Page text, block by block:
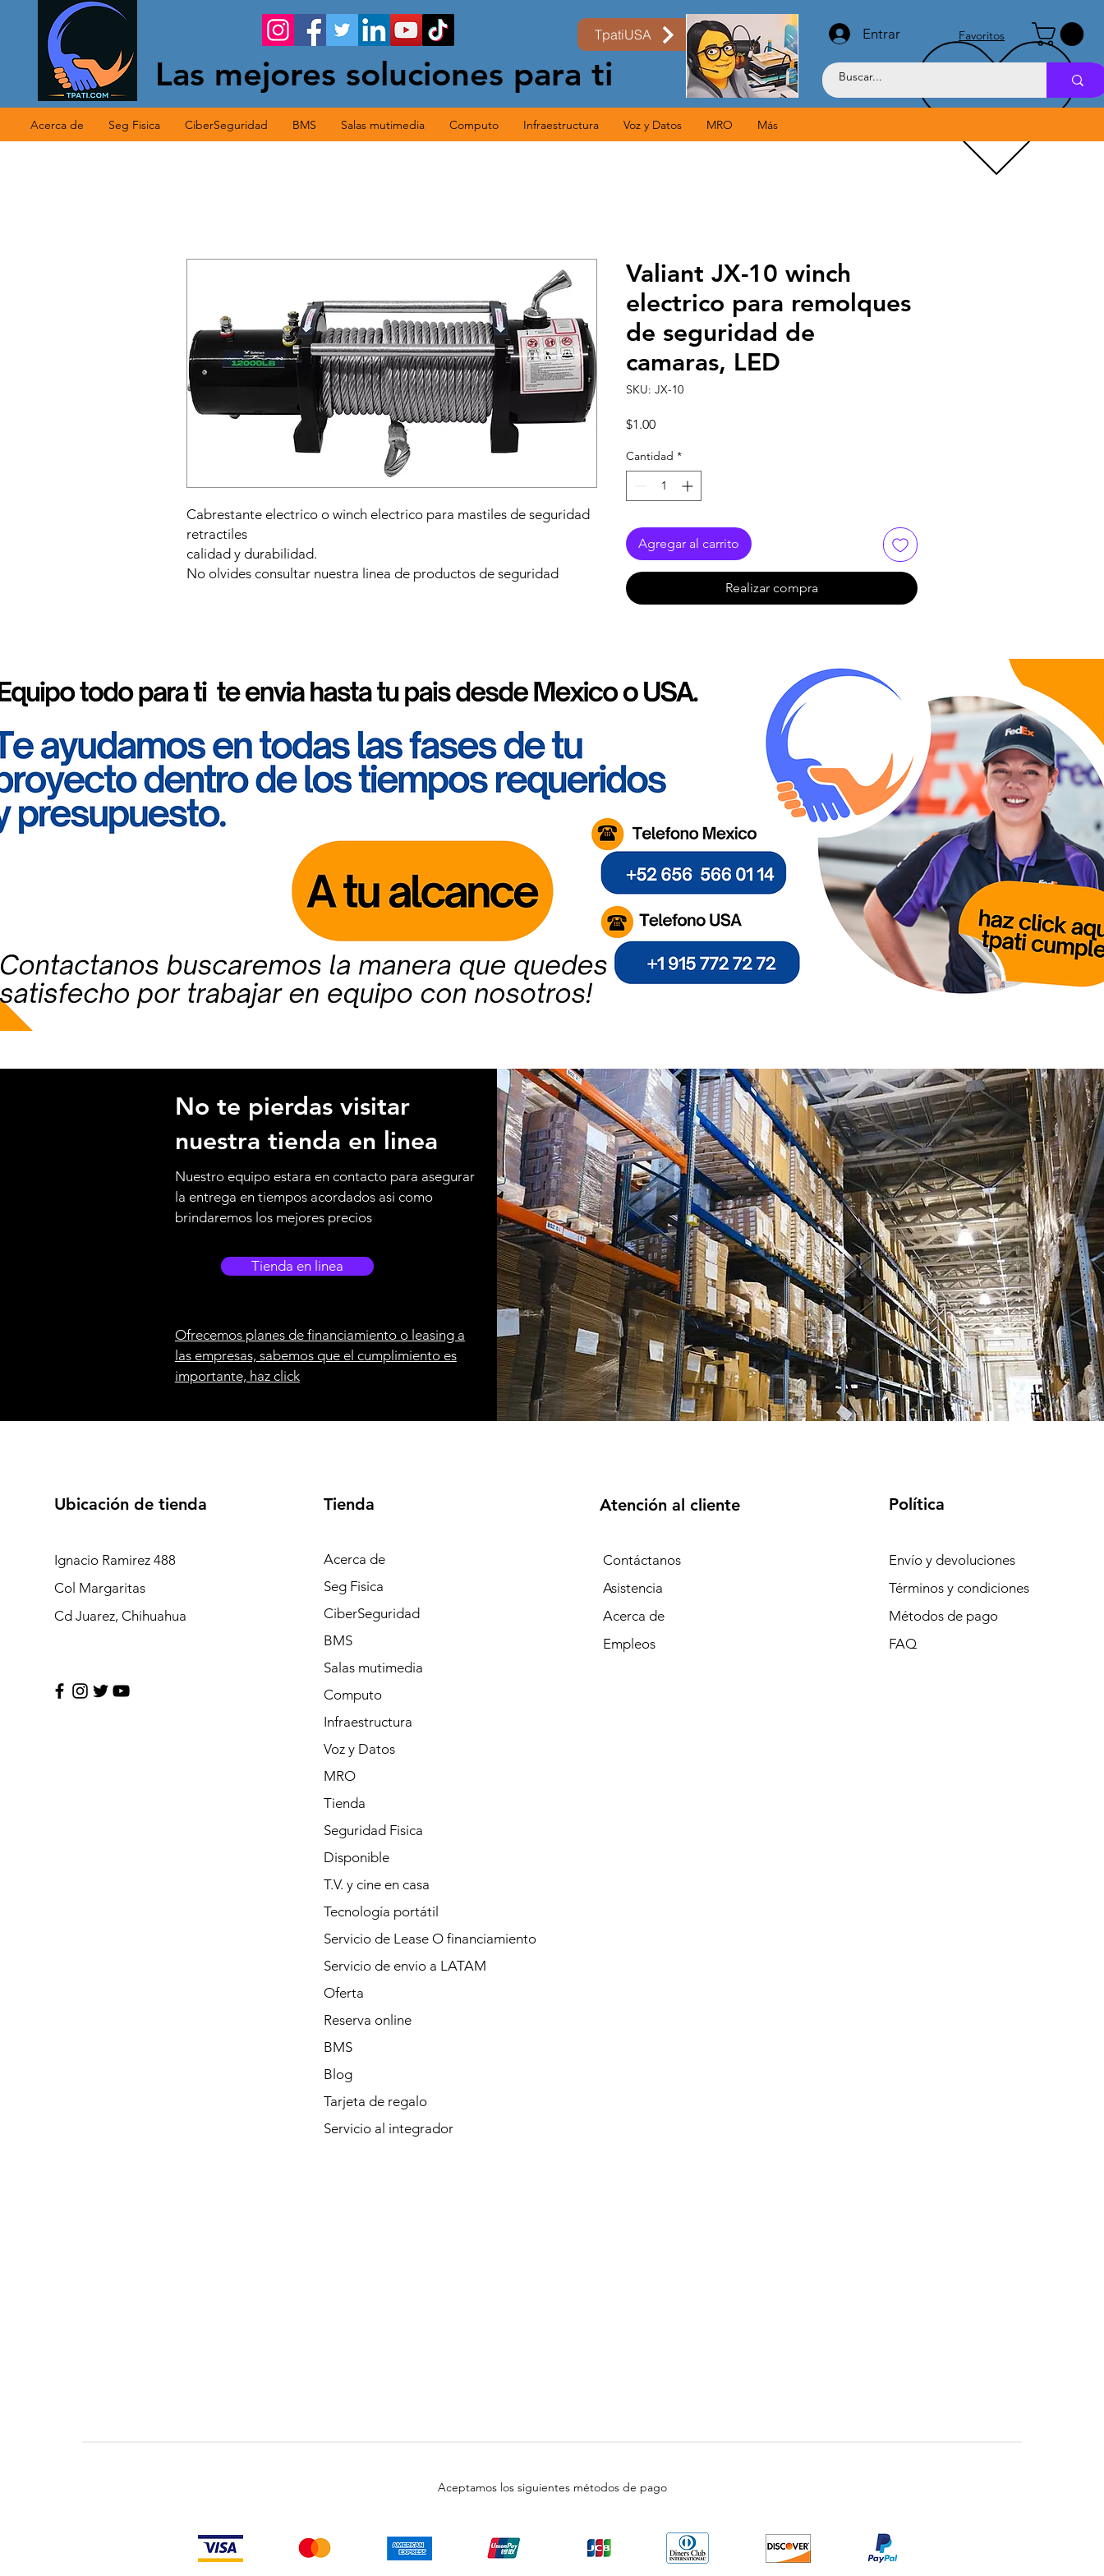
TpatiUSA
Las mejores soluciones para ti
Entrar Favoritos
Acerca de Seg Fisica CiberSeguridad BMS Salas mutimedia Computo Infraestructura Voz y Datos MRO Más
Cabrestante electrico o winch electrico para mastiles de seguridad
retractiles
calidad y durabilidad.
No olvides consultar nuestra linea de productos de seguridad
Valiant JX-10 winch
electrico para remolques
de seguridad de
camaras, LED
SKU: JX-10
$1.00Precio
Cantidad *
Agregar al carrito
Realizar compra
No te pierdas visitar
nuestra tienda en linea
Nuestro equipo estara en contacto para asegurar
la entrega en tiempos acordados asi como
brindaremos los mejores precios
Tienda en linea
Ofrecemos planes de financiamiento o leasing a
las empresas, sabemos que el cumplimiento es
importante, haz click
Ubicación de tienda
Ignacio Ramirez 488
Col Margaritas
Cd Juarez, Chihuahua
Tienda
Acerca de
Seg Fisica
CiberSeguridad
BMS
Salas mutimedia
Computo
Infraestructura
Voz y Datos
MRO
Tienda
Seguridad Fisica
Disponible
T.V. y cine en casa
Tecnología portátil
Servicio de Lease O financiamiento
Servicio de envio a LATAM
Oferta
Reserva online
BMS
Blog
Tarjeta de regalo
Servicio al integrador
Atención al cliente
Contáctanos
Asistencia
Acerca de
Empleos
Política
Envío y devoluciones
Términos y condiciones
Métodos de pago
FAQ
Aceptamos los siguientes métodos de pago